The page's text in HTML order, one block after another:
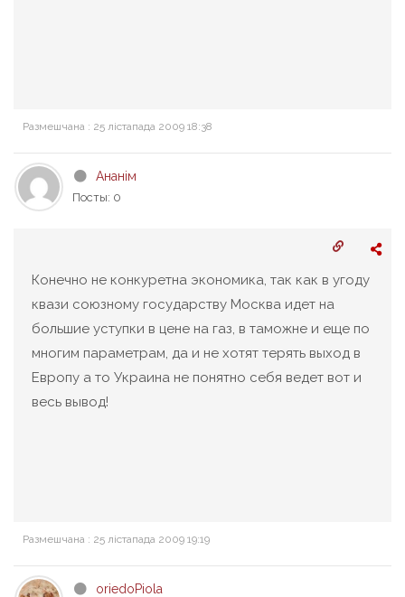
Размешчана : 25 лістапада 2009 18:38
Ананім
Посты: 0
Конечно не конкуретна экономика, так как в угоду
квази союзному государству Москва идет на
большие уступки в цене на газ, в таможне и еще по
многим параметрам, да и не хотят терять выход в
Европу а то Украина не понятно себя ведет вот и
весь вывод!
Размешчана : 25 лістапада 2009 19:19
oriedoPiola